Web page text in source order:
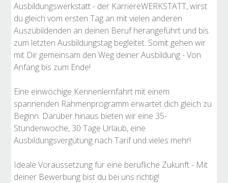
Ausbildungswerkstatt - der KarriereWERKSTATT, wirst
du gleich vom ersten Tag an mit vielen anderen
Auszubildenden an deinen Beruf herangeführt und bis
zum letzten Ausbildungstag begleitet. Somit gehen wir
mit Dir gemeinsam den Weg deiner Ausbildung - Von
Anfang bis zum Ende!
Eine einwöchige Kennenlernfahrt mit einem
spannenden Rahmenprogramm erwartet dich gleich zu
Beginn. Darüber hinaus bieten wir eine 35-
Stundenwoche, 30 Tage Urlaub, eine
Ausbildungsvergütung nach Tarif und vieles mehr!
Ideale Voraussetzung für eine berufliche Zukunft - Mit
deiner Bewerbung bist du bei uns richtig!